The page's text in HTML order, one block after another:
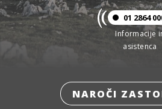
01 2864
Informacije
asistenca
NAROČI